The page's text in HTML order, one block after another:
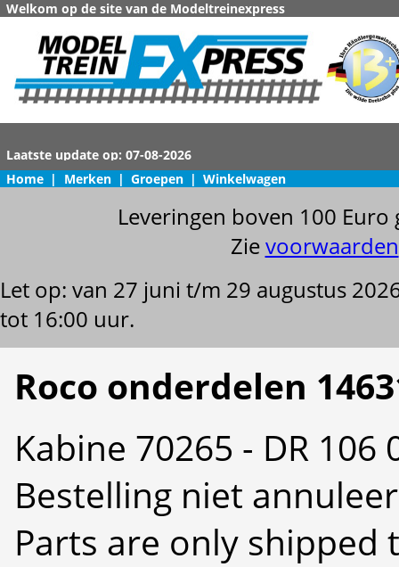
Welkom op de site van de Modeltreinexpress
Home | Merken | Groepen | Winkelwagen
Leveringen boven 100
Zievoorwaarden
Let op: van 27 juni t/m 29 augustus
tot 16:00 uur.
Roco onderdelen
Kabine 70265 - DR 106
Bestelling niet
Parts are only shipped